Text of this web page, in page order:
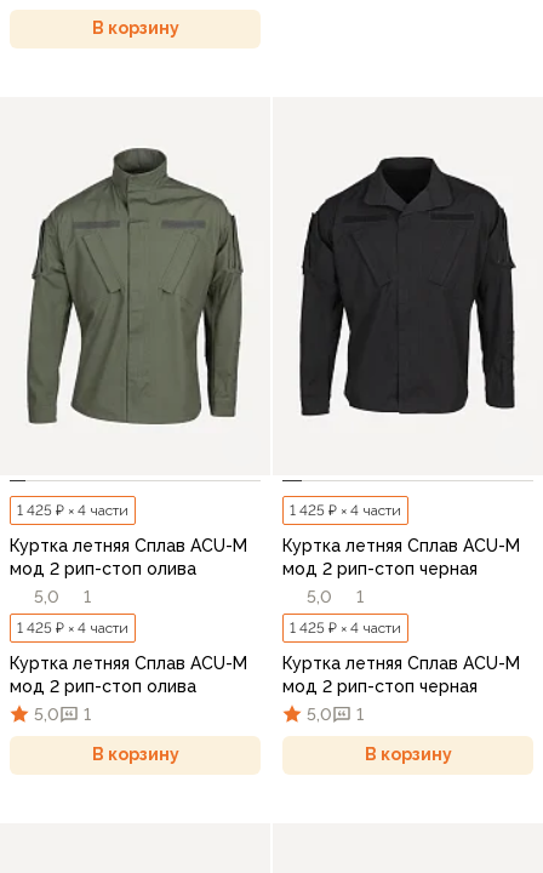
В корзину
1 425 ₽ × 4 части
Куртка летняя Сплав ACU-M
мод 2 рип-стоп олива
5,0
1
1 425 ₽ × 4 части
Куртка летняя Сплав ACU-M
мод 2 рип-стоп олива
5,0
1
В корзину
1 425 ₽ × 4 части
Куртка летняя Сплав ACU-M
мод 2 рип-стоп черная
5,0
1
1 425 ₽ × 4 части
Куртка летняя Сплав ACU-M
мод 2 рип-стоп черная
5,0
1
В корзину